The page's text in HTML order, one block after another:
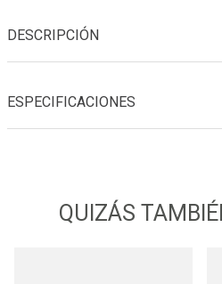
DESCRIPCIÓN
ESPECIFICACIONES
QUIZÁS